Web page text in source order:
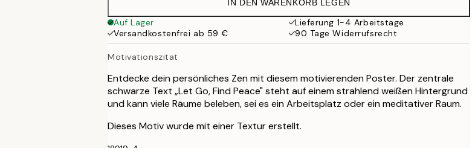
IN DEN WARENKORB LEGEN
Auf Lager
Lieferung 1-4 Arbeitstage
Versandkostenfrei ab 59 €
90 Tage Widerrufsrecht
Motivationszitat
Entdecke dein persönliches Zen mit diesem motivierenden Poster. Der zentrale
schwarze Text „Let Go, Find Peace" steht auf einem strahlend weißen Hintergrund
und kann viele Räume beleben, sei es ein Arbeitsplatz oder ein meditativer Raum.
Dieses Motiv wurde mit einer Textur erstellt.